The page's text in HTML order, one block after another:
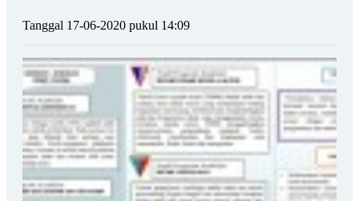
Tanggal 17-06-2020 pukul 14:09